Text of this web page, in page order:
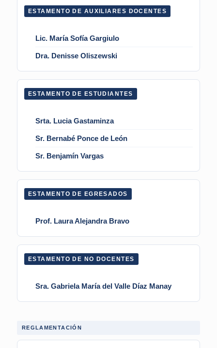
ESTAMENTO DE AUXILIARES DOCENTES
Lic. María Sofía Gargiulo
Dra. Denisse Oliszewski
ESTAMENTO DE ESTUDIANTES
Srta. Lucia Gastaminza
Sr. Bernabé Ponce de León
Sr. Benjamín Vargas
ESTAMENTO DE EGRESADOS
Prof. Laura Alejandra Bravo
ESTAMENTO DE NO DOCENTES
Sra. Gabriela María del Valle Díaz Manay
REGLAMENTACIÓN